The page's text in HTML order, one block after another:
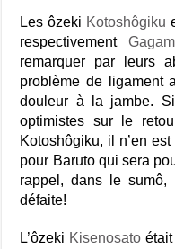
Les ôzeki Kotoshôgiku
respectivement
remarquer par leurs
problème de ligament
douleur à la jambe.
optimistes sur le
Kotoshôgiku, il n’en
pour Baruto qui sera
rappel, dans le sumô,
défaite!
L’ôzeki Kisenosato